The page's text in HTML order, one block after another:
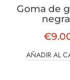
Goma de
€
AÑADIR AL